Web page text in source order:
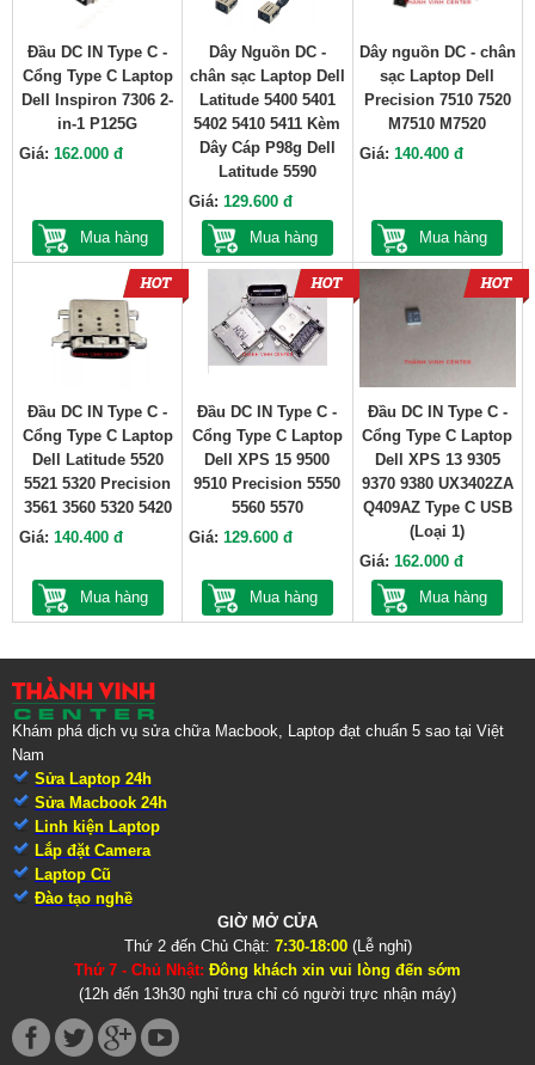
Đầu DC IN Type C -
Cổng Type C Laptop
Dell Inspiron 7306 2-
in-1 P125G
Giá: 162.000 đ
Mua hàng
Dây Nguồn DC -
chân sạc Laptop Dell
Latitude 5400 5401
5402 5410 5411 Kèm
Dây Cáp P98g Dell
Latitude 5590
Giá:129.600 đ
Mua hàng
Dây nguồn DC - chân
sạc Laptop Dell
Precision 7510 7520
M7510 M7520
Giá: 140.400 đ
Mua hàng
Đầu DC IN Type C -
Cổng Type C Laptop
Dell Latitude 5520
5521 5320 Precision
3561 3560 5320 5420
Giá: 140.400 đ
Mua hàng
Đầu DC IN Type C -
Cổng Type C Laptop
Dell XPS 15 9500
9510 Precision 5550
5560 5570
Giá:129.600 đ
Mua hàng
Đầu DC IN Type C -
Cổng Type C Laptop
Dell XPS 13 9305
9370 9380 UX3402ZA
Q409AZ Type C USB
(Loại 1)
Giá: 162.000 đ
Mua hàng
Khám phá dịch vụ sửa chữa Macbook, Laptop đạt chuẩn 5 sao tại Việt
Nam
Sửa Laptop 24h
Sửa Macbook 24h
Linh kiện Laptop
Lắp đặt Camera
Laptop Cũ
Đào tạo nghề
GIỜ MỞ CỬA
Thứ 2 đến Chủ Chật: 7:30-18:00(Lễ nghỉ)
Thứ 7 - Chủ Nhật: Đông khách xin vui lòng đến sớm
(12h đến 13h30 nghỉ trưa chỉ có người trực nhận máy)